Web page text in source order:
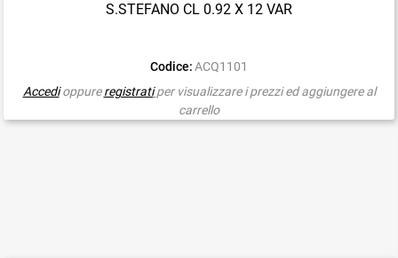
S.STEFANO CL 0.92 X 12 VAR
Codice: ACQ1101
Accedioppureregistrati per visualizzare i prezzi ed aggiungere al
carrello